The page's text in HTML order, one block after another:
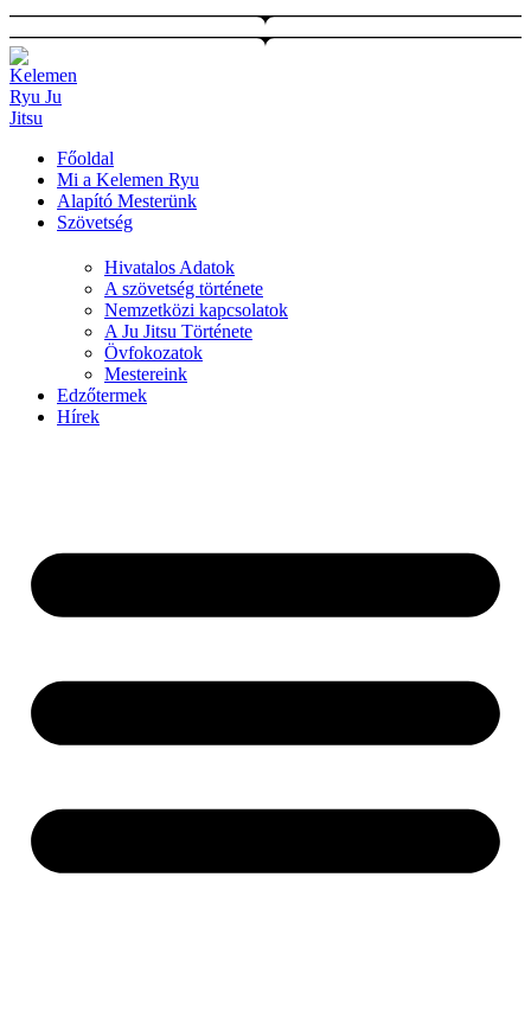
Ugrás
a
tartalomhoz
Főoldal
Mi a Kelemen Ryu
Alapító Mesterünk
Szövetség
Hivatalos Adatok
A szövetség története
Nemzetközi kapcsolatok
A Ju Jitsu Története
Övfokozatok
Mestereink
Edzőtermek
Hírek